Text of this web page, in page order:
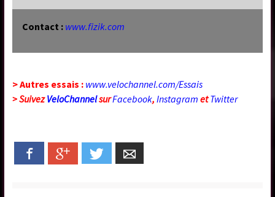
Contact : www.fizik.com
> Autres essais : www.velochannel.com/Essais
> SuivezVeloChannelsurFacebook, Instagram etTwitter
Facebook Google+ Twitter